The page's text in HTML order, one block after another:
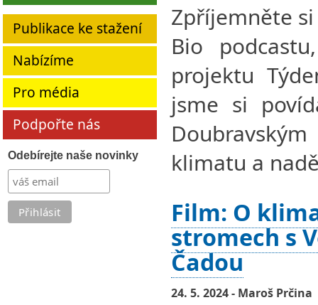
Publikace ke stažení
Nabízíme
Pro média
Podpořte nás
Odebírejte naše novinky
Zpříjemněte
Bio
projektu
jsme si
klimatu a
Film: O
stromech s
Čadou
24. 5. 2024 - Maroš Prčina